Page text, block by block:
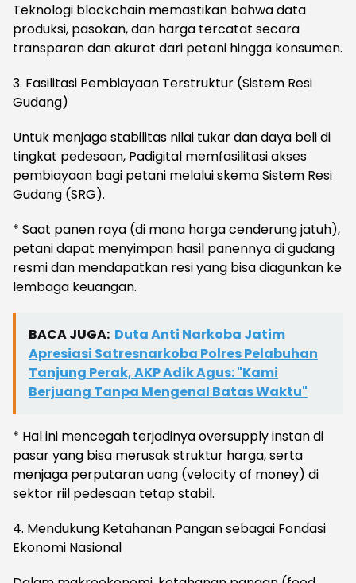
Teknologi blockchain memastikan bahwa data
produksi, pasokan, dan harga tercatat secara
transparan dan akurat dari petani hingga konsumen.
​3. Fasilitasi Pembiayaan Terstruktur (Sistem Resi
Gudang)
​Untuk menjaga stabilitas nilai tukar dan daya beli di
tingkat pedesaan, Padigital memfasilitasi akses
pembiayaan bagi petani melalui skema Sistem Resi
Gudang (SRG).
* ​Saat panen raya (di mana harga cenderung jatuh),
petani dapat menyimpan hasil panennya di gudang
resmi dan mendapatkan resi yang bisa diagunkan ke
lembaga keuangan.
BACA JUGA: Duta Anti Narkoba Jatim
Apresiasi Satresnarkoba Polres Pelabuhan
Tanjung Perak, AKP Adik Agus: "Kami
Berjuang Tanpa Mengenal Batas Waktu"
* ​Hal ini mencegah terjadinya oversupply instan di
pasar yang bisa merusak struktur harga, serta
menjaga perputaran uang (velocity of money) di
sektor riil pedesaan tetap stabil.
​4. Mendukung Ketahanan Pangan sebagai Fondasi
Ekonomi Nasional